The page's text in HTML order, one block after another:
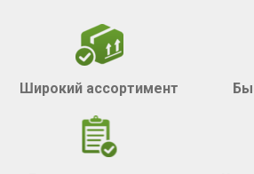
Широкий ассортимент